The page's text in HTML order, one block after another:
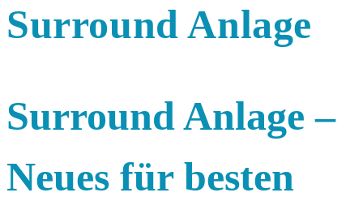
Surround Anlage
Surround Anlage –
Neues für besten